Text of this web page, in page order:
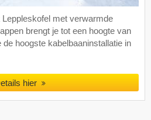
met verwarmde
brengt je tot een hoogte van
hoogste kabelbaaninstallatie in
hier